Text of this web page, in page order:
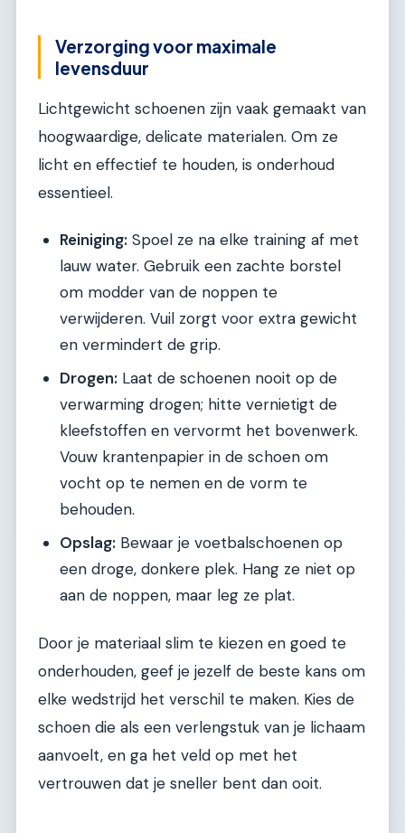
Verzorging voor maximale
levensduur
Lichtgewicht schoenen zijn vaak gemaakt van
hoogwaardige, delicate materialen. Om ze
licht en effectief te houden, is onderhoud
essentieel.
Reiniging: Spoel ze na elke training af met
lauw water. Gebruik een zachte borstel
om modder van de noppen te
verwijderen. Vuil zorgt voor extra gewicht
en vermindert de grip.
Drogen: Laat de schoenen nooit op de
verwarming drogen; hitte vernietigt de
kleefstoffen en vervormt het bovenwerk.
Vouw krantenpapier in de schoen om
vocht op te nemen en de vorm te
behouden.
Opslag: Bewaar je voetbalschoenen op
een droge, donkere plek. Hang ze niet op
aan de noppen, maar leg ze plat.
Door je materiaal slim te kiezen en goed te
onderhouden, geef je jezelf de beste kans om
elke wedstrijd het verschil te maken. Kies de
schoen die als een verlengstuk van je lichaam
aanvoelt, en ga het veld op met het
vertrouwen dat je sneller bent dan ooit.